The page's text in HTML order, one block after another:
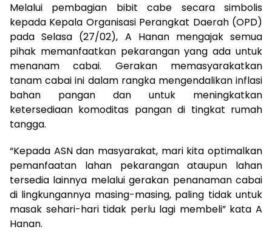
Melalui pembagian bibit cabe secara simbolis
kepada Kepala Organisasi Perangkat Daerah (OPD)
pada Selasa (27/02), A Hanan mengajak semua
pihak memanfaatkan pekarangan yang ada untuk
menanam cabai. Gerakan memasyarakatkan
tanam cabai ini dalam rangka mengendalikan inflasi
bahan pangan dan untuk meningkatkan
ketersediaan komoditas pangan di tingkat rumah
tangga.
“Kepada ASN dan masyarakat, mari kita optimalkan
pemanfaatan lahan pekarangan ataupun lahan
tersedia lainnya melalui gerakan penanaman cabai
di lingkungannya masing-masing, paling tidak untuk
masak sehari-hari tidak perlu lagi membeli” kata A
Hanan.